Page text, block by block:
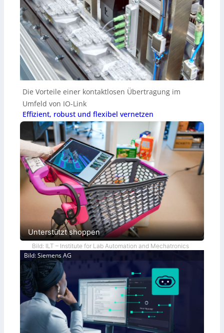
Die Vorteile einer kontaktlosen Übertragung im
Umfeld von IO-Link
Effizient, robust und flexibel vernetzen
Unterstützt shoppen
Bild: ILT – Institute for Lab Automation and Mechatronics
Bild: Siemens AG